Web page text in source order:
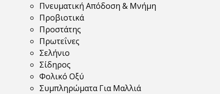
Πνευματική Απόδοση & Μνήμη
Προβιοτικά
Προστάτης
Πρωτεΐνες
Σελήνιο
Σίδηρος
Φολικό Οξύ
Συμπληρώματα Για Μαλλιά